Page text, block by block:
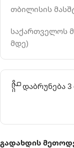
თბილისის
საქართველოს
მდე)
დაბრუნება
გადახდის